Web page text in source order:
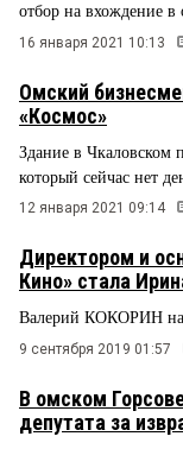
отбор на вхождение в
16 января 2021 10:13
Омский
«Космос»
Здание в Чкаловском
который сейчас нет
12 января 2021 09:14
Директором и
Кино» стала
Валерий КОКОРИН
9 сентября 2019 01:57
В омском
депутата за